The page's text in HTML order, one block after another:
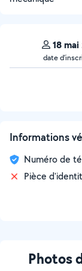
18
date
Informations
Numéro de
Pièce
Photos